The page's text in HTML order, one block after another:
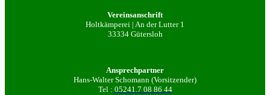
Vereinsanschrift
Holtkämperei | An der Lutter 1
33334 Gütersloh
Ansprechpartner
Hans-Walter Schomann (Vorsitzender)
Tel : 05241.7 08 86 44